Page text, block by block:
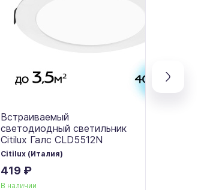
Встраиваемый
светодиодный светильник
Citilux Галс CLD5512N
Citilux (Италия)
419 ₽
В наличии